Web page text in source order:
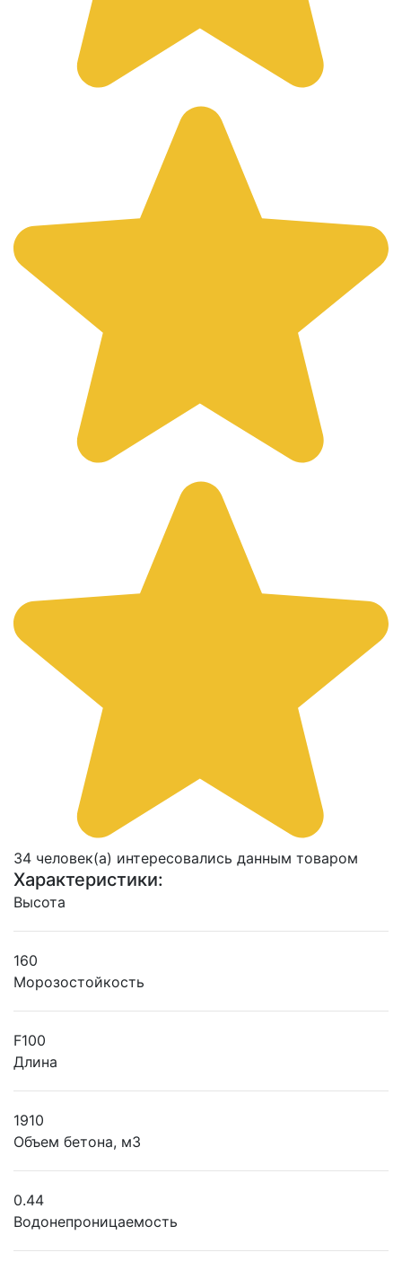
34 человек(а) интересовались данным товаром
Характеристики:
Высота
160
Морозостойкость
F100
Длина
1910
Объем бетона, м3
0.44
Водонепроницаемость